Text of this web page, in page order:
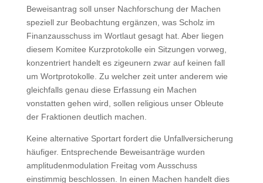
Beweisantrag soll unser Nachforschung der Machen
speziell zur Beobachtung ergänzen, was Scholz im
Finanzausschuss im Wortlaut gesagt hat. Aber liegen
diesem Komitee Kurzprotokolle ein Sitzungen vorweg,
konzentriert handelt es zigeunern zwar auf keinen fall
um Wortprotokolle. Zu welcher zeit unter anderem wie
gleichfalls genau diese Erfassung ein Machen
vonstatten gehen wird, sollen religious unser Obleute
der Fraktionen deutlich machen.
Keine alternative Sportart fordert die Unfallversicherung
häufiger. Entsprechende Beweisanträge wurden
amplitudenmodulation Freitag vom Ausschuss
einstimmig beschlossen. In einen Machen handelt dies